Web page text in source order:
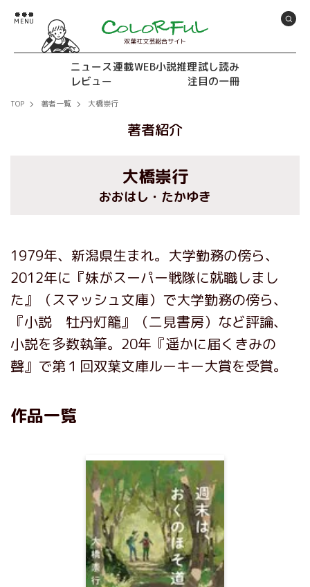
双葉社文芸総合サイト
ニュース連載WEB小説推理試し読み
レビュー
注目の一冊
TOP 著者一覧 大橋崇行
著者紹介
大橋崇行
おおはし・たかゆき
1979年、新潟県生まれ。大学勤務の傍ら、
2012年に『妹がスーパー戦隊に就職しまし
た』（スマッシュ文庫）で大学勤務の傍ら、
『小説 牡丹灯籠』（二見書房）など評論、
小説を多数執筆。20年『遥かに届くきみの
聲』で第１回双葉文庫ルーキー大賞を受賞。
作品一覧